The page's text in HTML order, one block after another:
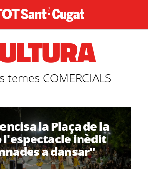
temes COMERCIALS
la Plaça de la
l'espectacle inèdit
a dansar"